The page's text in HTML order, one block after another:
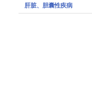
肝脏、胆囊性疾病